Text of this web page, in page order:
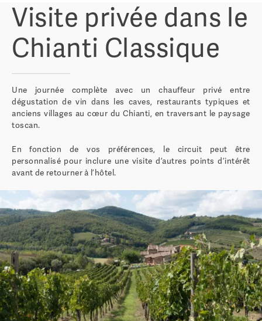
Visite privée dans le
Chianti Classique
Une journée complète avec un chauffeur privé entre
dégustation de vin dans les caves, restaurants typiques et
anciens villages au cœur du Chianti, en traversant le paysage
toscan.
En fonction de vos préférences, le circuit peut être
personnalisé pour inclure une visite d’autres points d’intérêt
avant de retourner à l’hôtel.